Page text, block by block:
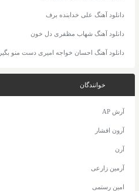
دانلود آهنگ علی خدابنده برف
دانلود آهنگ شهاب مظفری دل خون
دانلود آهنگ احسان خواجه امیری دست منو بگیر
خوانندگان
آرش AP
آرون افشار
آرن
آرمین زارعی
امین رستمی